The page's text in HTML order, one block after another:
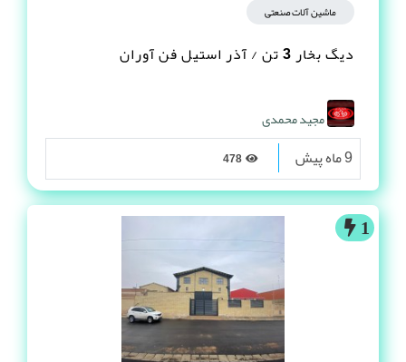
ماشین آلات صنعتی
دیگ بخار 3 تن / آذر استیل فن آوران
مجید محمدی
9 ماه پیش
1